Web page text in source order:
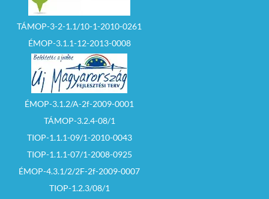
TÁMOP-3-2-1.1/10-1-2010-0261
ÉMOP-3.1.1-12-2013-0008
ÉMOP-3.1.2/A-2f-2009-0001
TÁMOP-3.2.4-08/1
TIOP-1.1.1-09/1-2010-0043
TIOP-1.1.1-07/1-2008-0925
ÉMOP-4.3.1/2/2F-2f-2009-0007
TIOP-1.2.3/08/1